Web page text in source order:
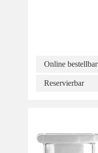
Online bestellbar
Reservierbar